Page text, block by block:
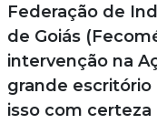
Federação de
de Goiás
intervenção na
grande
isso com